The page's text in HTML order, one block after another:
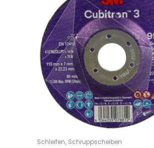
OPTIONS
Schleifen, Schruppscheiben